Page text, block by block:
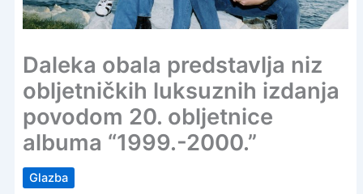
Daleka obala predstavlja niz
obljetničkih luksuznih izdanja
povodom 20. obljetnice
albuma “1999.-2000.”
Glazba